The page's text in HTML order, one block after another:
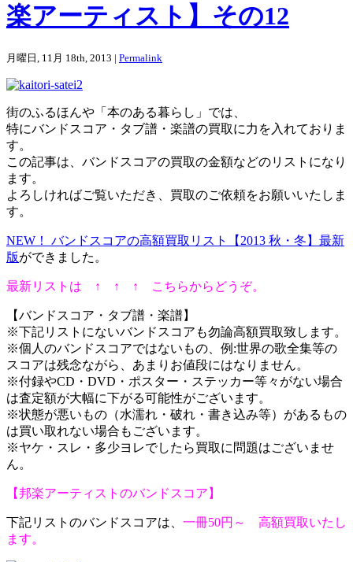
楽アーティスト】その12
月曜日, 11月 18th, 2013 | Permalink
街のふるほんや「本のある暮らし」では、
特にバンドスコア・タブ譜・楽譜の買取に力を入れておりま
す。
この記事は、バンドスコアの買取の金額などのリストになり
ます。
よろしければご覧いただき、買取のご依頼をお願いいたしま
す。
NEW！ バンドスコアの高額買取リスト【2013 秋・冬】最新
版ができました。
最新リストは ↑ ↑ ↑ こちらからどうぞ。
【バンドスコア・タブ譜・楽譜】
※下記リストにないバンドスコアも勿論高額買取致します。
※個人のバンドスコアではないもの、例:世界の歌全集等の
スコアは残念ながら、あまりお値段にはなりません。
※付録やCD・DVD・ポスター・ステッカー等々がない場合
は査定額が大幅に下がる可能性がございます。
※状態が悪いもの（水濡れ・破れ・書き込み等）があるもの
は買い取れない場合もございます。
※ヤケ・スレ・多少ヨレでしたら買取に問題はございませ
ん。
【邦楽アーティストのバンドスコア】
下記リストのバンドスコアは、 一冊50円～ 高額買取いたし
ます。